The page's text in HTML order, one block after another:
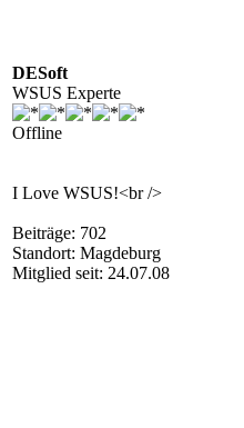
DESoft
WSUS Experte
Offline
I Love WSUS!<br />
Beiträge: 702
Standort: Magdeburg
Mitglied seit: 24.07.08